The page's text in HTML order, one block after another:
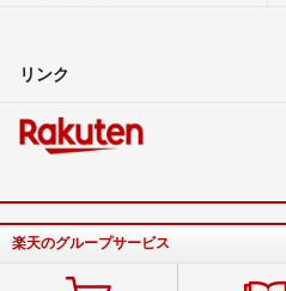
リンク
楽天のグループサービス